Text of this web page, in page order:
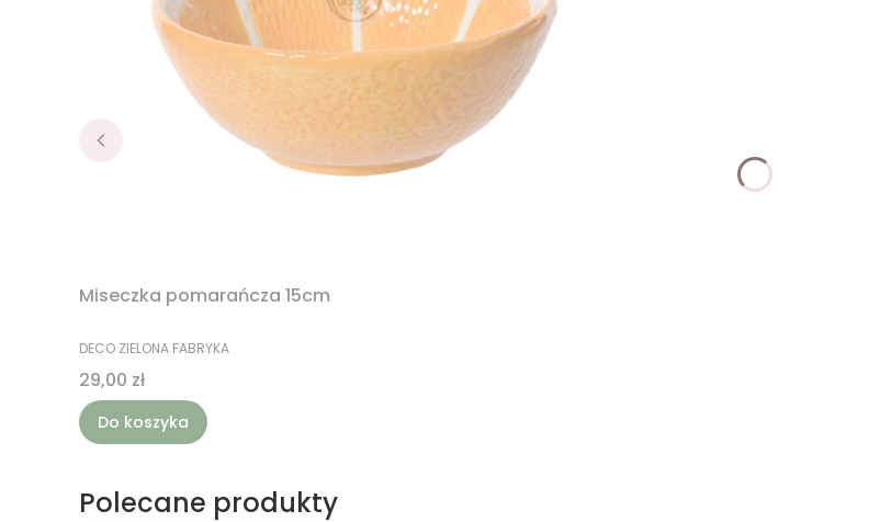
Miseczka pomarańcza 15cm
PRODUCENT
DECO ZIELONA FABRYKA
Cena
29,00 zł
Do koszyka
Polecane produkty